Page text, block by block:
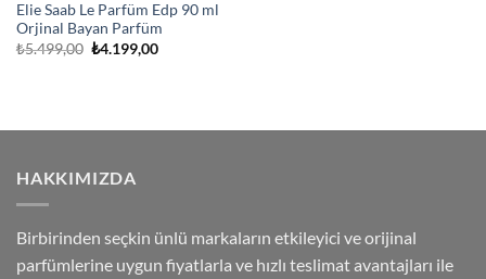
Elie Saab Le Parfüm Edp 90 ml
Orjinal Bayan Parfüm
₺5.499,00 Orijinal
₺4.199,00Şu
HAKKIMIZDA
Birbirinden seçkin ünlü markaların etkileyici ve orijinal
parfümlerine uygun fiyatlarla ve hızlı teslimat avantajları ile